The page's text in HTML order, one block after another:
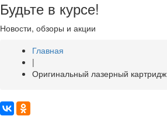
Будьте в курсе!
Новости, обзоры и акции
Главная
|
Оригинальный лазерный